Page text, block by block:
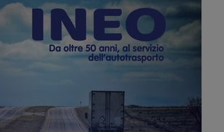
collegamento diretto ro-pax tra
Civitavecchia e Annaba, con due
rotazioni settimanali.